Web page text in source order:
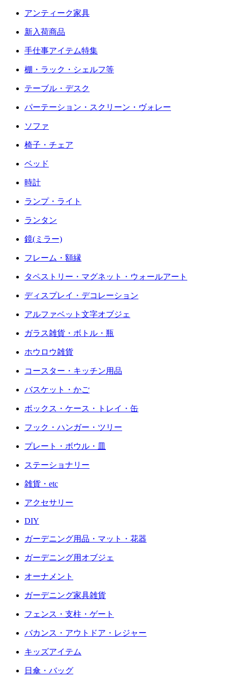
アンティーク家具
新入荷商品
手仕事アイテム特集
棚・ラック・シェルフ等
テーブル・デスク
パーテーション・スクリーン・ヴォレー
ソファ
椅子・チェア
ベッド
時計
ランプ・ライト
ランタン
鏡(ミラー)
フレーム・額縁
タペストリー・マグネット・ウォールアート
ディスプレイ・デコレーション
アルファベット文字オブジェ
ガラス雑貨・ボトル・瓶
ホウロウ雑貨
コースター・キッチン用品
バスケット・かご
ボックス・ケース・トレイ・缶
フック・ハンガー・ツリー
プレート・ボウル・皿
ステーショナリー
雑貨・etc
アクセサリー
DIY
ガーデニング用品・マット・花器
ガーデニング用オブジェ
オーナメント
ガーデニング家具雑貨
フェンス・支柱・ゲート
バカンス・アウトドア・レジャー
キッズアイテム
日傘・バッグ